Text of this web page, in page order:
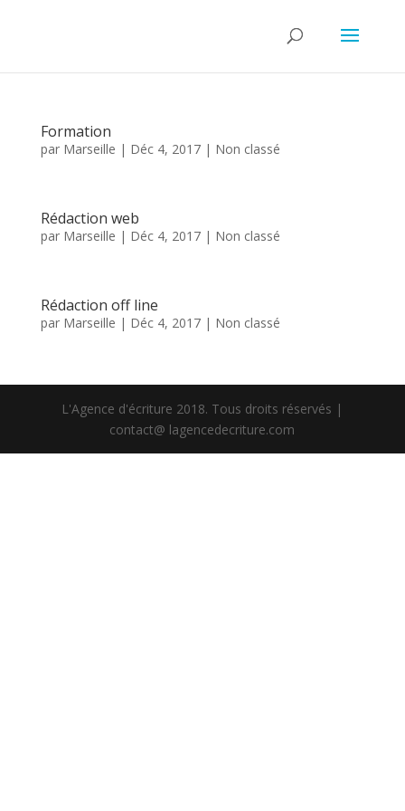
Formation
par Marseille | Déc 4, 2017| Non classé
Rédaction web
par Marseille | Déc 4, 2017| Non classé
Rédaction off line
par Marseille | Déc 4, 2017| Non classé
L'Agence d'écriture 2018. Tous droits réservés |
contact@ lagencedecriture.com